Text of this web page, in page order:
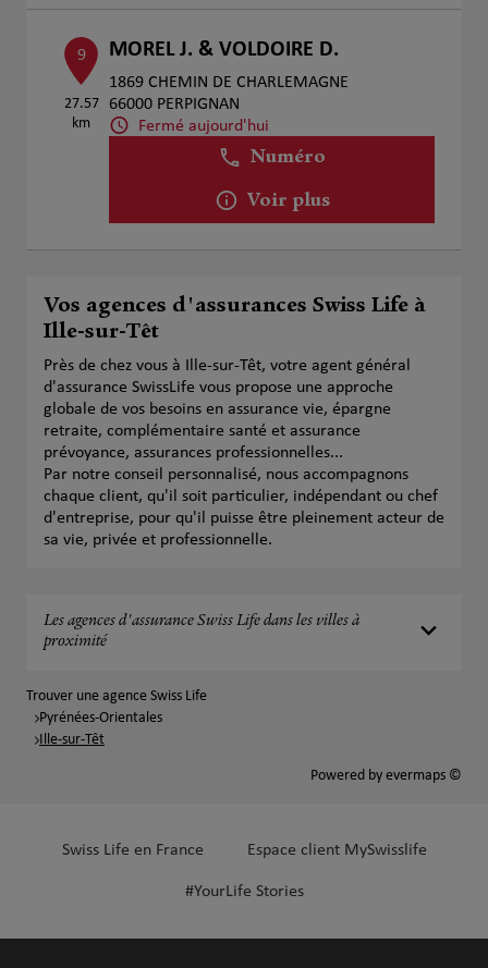
9
27.57
km
MOREL J. & VOLDOIRE D.
1869 CHEMIN DE CHARLEMAGNE
66000 PERPIGNAN
Fermé aujourd'hui
Numéro
Voir plus
Vos agences d'assurances Swiss Life à
Ille-sur-Têt
Près de chez vous à Ille-sur-Têt, votre agent général
d'assurance SwissLife vous propose une approche
globale de vos besoins en assurance vie, épargne
retraite, complémentaire santé et assurance
prévoyance, assurances professionnelles...
Par notre conseil personnalisé, nous accompagnons
chaque client, qu'il soit particulier, indépendant ou chef
d'entreprise, pour qu'il puisse être pleinement acteur de
sa vie, privée et professionnelle.
Les agences d'assurance Swiss Life dans les villes à
proximité
Trouver une agence Swiss Life
Pyrénées-Orientales
Ille-sur-Têt
Powered by evermaps ©
Swiss Life en France Espace client MySwisslife
#YourLife Stories